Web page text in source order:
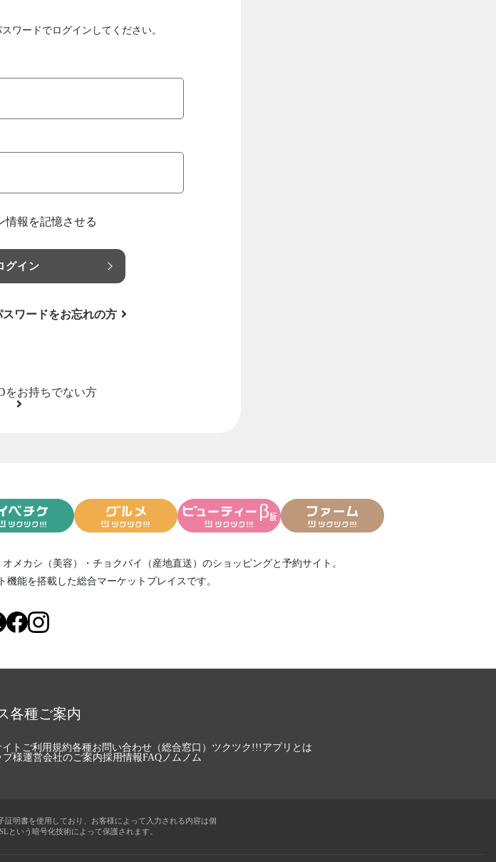
ワードでログインしてください。
情報を記憶させる
グイン
スワードをお忘れの方
をお持ちでない方
オメカシ（美容） ・ チョクバイ（産地直送） のショッピングと予約サイト。
機能を搭載した総合マーケットプレイスです。
各種ご案内
イトご利用規約各種お問い合わせ（総合窓口） ツクツク!!!アプリとは
プ様運営会社のご案内採用情報FAQノムノム
証明書を使用しており、お客様によって入力される内容は個
という暗号化技術によって保護されます。